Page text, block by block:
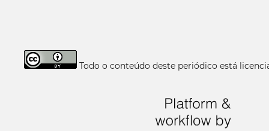
Todo o conteúdo deste periódico está